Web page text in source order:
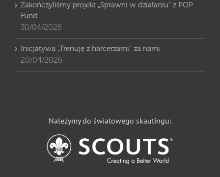
Zakończyliśmy projekt „Sprawni w działaniu” z POP
Fund
30/04/2026
Inicjatywa „Trenuję z harcerzami” za nami
20/04/2026
Należymy do światowego skautingu: